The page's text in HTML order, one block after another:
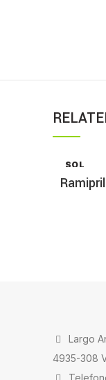
SOL
T
Largo
4935-308